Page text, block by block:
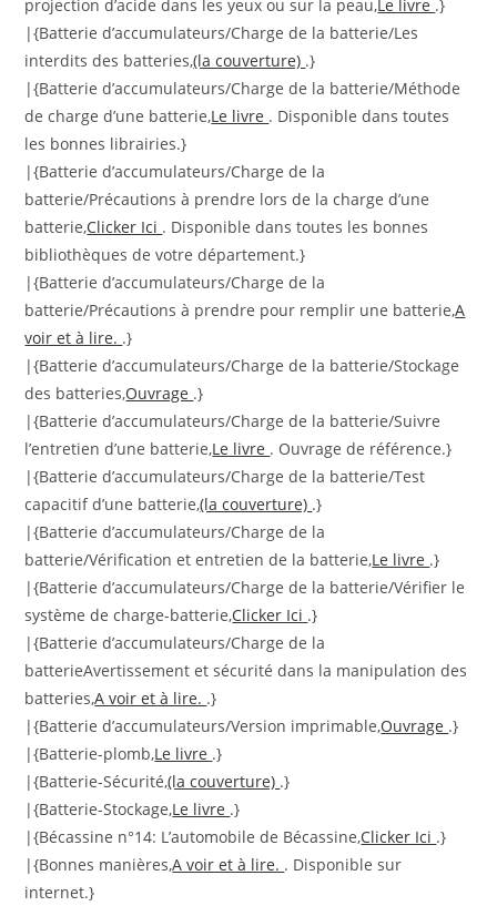
projection d’acide dans les yeux ou sur la peau,Le livre .}
|{Batterie d’accumulateurs/Charge de la batterie/Les
interdits des batteries,(la couverture) .}
|{Batterie d’accumulateurs/Charge de la batterie/Méthode
de charge d’une batterie,Le livre . Disponible dans toutes
les bonnes librairies.}
|{Batterie d’accumulateurs/Charge de la
batterie/Précautions à prendre lors de la charge d’une
batterie,Clicker Ici . Disponible dans toutes les bonnes
bibliothèques de votre département.}
|{Batterie d’accumulateurs/Charge de la
batterie/Précautions à prendre pour remplir une batterie,A
voir et à lire. .}
|{Batterie d’accumulateurs/Charge de la batterie/Stockage
des batteries,Ouvrage .}
|{Batterie d’accumulateurs/Charge de la batterie/Suivre
l’entretien d’une batterie,Le livre . Ouvrage de référence.}
|{Batterie d’accumulateurs/Charge de la batterie/Test
capacitif d’une batterie,(la couverture) .}
|{Batterie d’accumulateurs/Charge de la
batterie/Vérification et entretien de la batterie,Le livre .}
|{Batterie d’accumulateurs/Charge de la batterie/Vérifier le
système de charge-batterie,Clicker Ici .}
|{Batterie d’accumulateurs/Charge de la
batterieAvertissement et sécurité dans la manipulation des
batteries,A voir et à lire. .}
|{Batterie d’accumulateurs/Version imprimable,Ouvrage .}
|{Batterie-plomb,Le livre .}
|{Batterie-Sécurité,(la couverture) .}
|{Batterie-Stockage,Le livre .}
|{Bécassine n°14: L’automobile de Bécassine,Clicker Ici .}
|{Bonnes manières,A voir et à lire. . Disponible sur
internet.}